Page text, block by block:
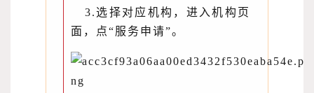
3.选择对应机构，进入机构页
面，点“服务申请”。